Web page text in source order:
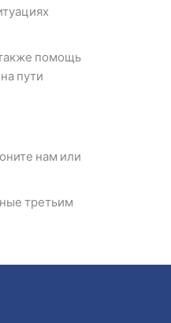
помощь
пути
нам или
третьим